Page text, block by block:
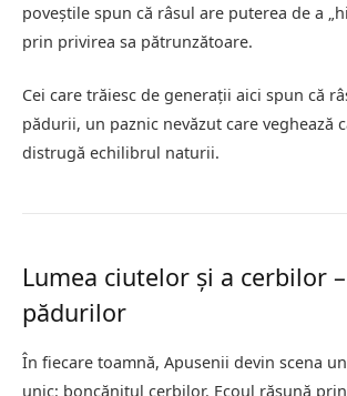
poveștile spun că râsul are puterea de a
prin privirea sa pătrunzătoare.
Cei care trăiesc de generații aici spun că
pădurii, un paznic nevăzut care veghează
distrugă echilibrul naturii.
Lumea ciutelor și a cerbilor
pădurilor
În fiecare toamnă, Apusenii devin scena
unic: boncănitul cerbilor. Ecoul răsună